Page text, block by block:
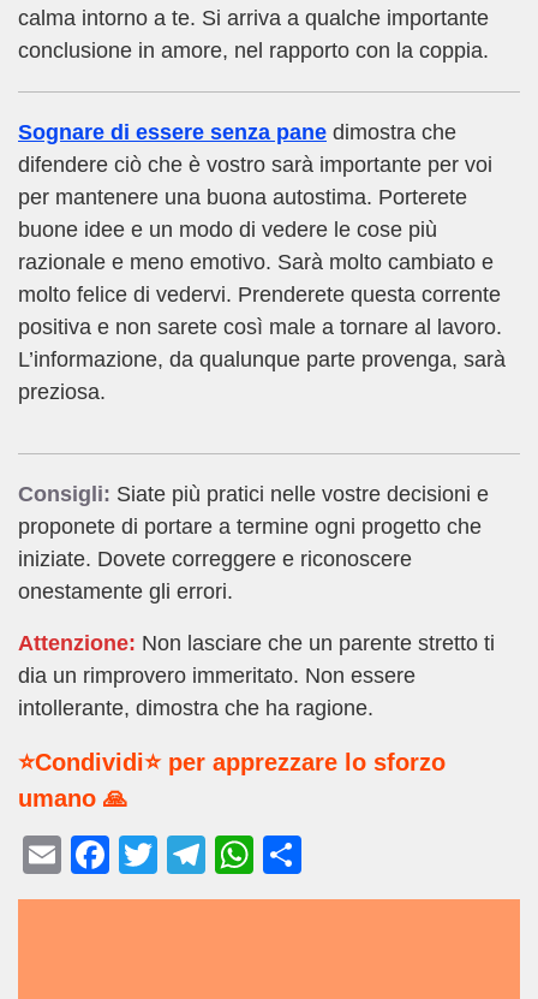
calma intorno a te. Si arriva a qualche importante
conclusione in amore, nel rapporto con la coppia.
Sognare di essere senza pane dimostra che
difendere ciò che è vostro sarà importante per voi
per mantenere una buona autostima. Porterete
buone idee e un modo di vedere le cose più
razionale e meno emotivo. Sarà molto cambiato e
molto felice di vedervi. Prenderete questa corrente
positiva e non sarete così male a tornare al lavoro.
L’informazione, da qualunque parte provenga, sarà
preziosa.
Consigli: Siate più pratici nelle vostre decisioni e
proponete di portare a termine ogni progetto che
iniziate. Dovete correggere e riconoscere
onestamente gli errori.
Attenzione: Non lasciare che un parente stretto ti
dia un rimprovero immeritato. Non essere
intollerante, dimostra che ha ragione.
⭐Condividi⭐ per apprezzare lo sforzo
umano 🙏
E
m
F
a
T
wi
T
el
W
h
o